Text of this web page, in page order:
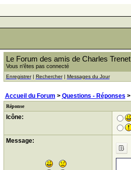
Le Forum des amis de Charles Trenet
Vous n'êtes pas connecté
Enregistrer| Rechercher| Messages du Jour
Accueil du Forum > Questions - Réponses >
Réponse
Icône:
Message: